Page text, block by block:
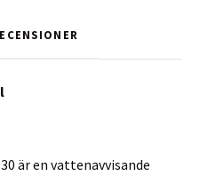
är en vattenavvisande